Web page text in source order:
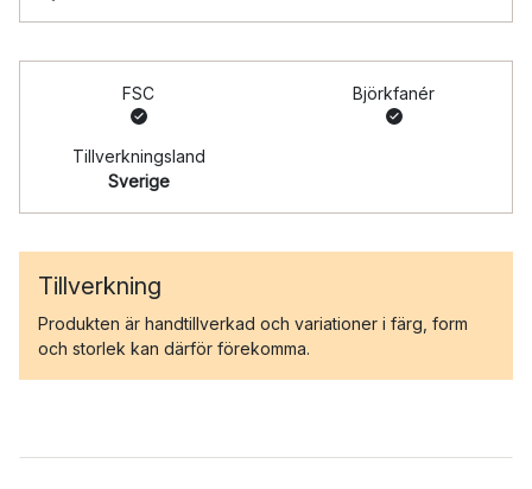
FSC Björkfanér
Tillverkningsland
Sverige
Tillverkning
Produkten är handtillverkad och variationer i färg, form
och storlek kan därför förekomma.